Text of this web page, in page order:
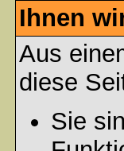
Ihnen
Aus
diese
Sie